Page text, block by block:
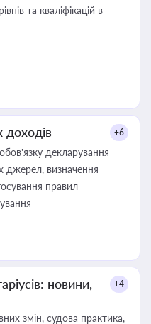
та кваліфікацій в
доходів +6
декларування
джерел, визначення
правил
новини,
+4
змін, судова практика,